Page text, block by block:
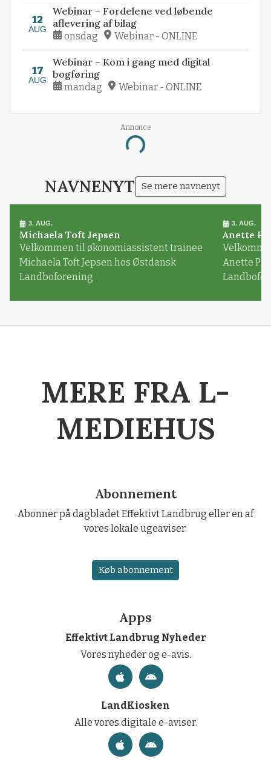
12
AUG
Webinar – Fordelene ved løbende
aflevering af bilag
onsdag Webinar - ONLINE
17
AUG
Webinar – Kom i gang med digital
bogføring
mandag Webinar - ONLINE
Annonce
Loading...
NAVNENYT Se mere navnenyt
3. AUG.
Michaela Toft Jepsen
Velkommen til økonomiassistent trainee
Michaela Toft Jepsen hos Østdansk
Landboforening
3. AUG.
Anette
Anette
MERE FRA L-
MEDIEHUS
Abonnement
Abonner på dagbladet Effektivt Landbrug eller en af
vores lokale ugeaviser.
Køb abonnement
Apps
Effektivt Landbrug Nyheder
Vores nyheder og e-avis.
LandKiosken
Alle vores digitale e-aviser.